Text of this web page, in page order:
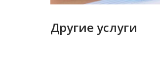
Другие услуги